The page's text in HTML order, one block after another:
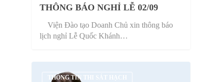
THÔNG BÁO NGHỈ LỄ 02/09
Viện Đào tạo Doanh Chủ xin thông báo
lịch nghỉ Lễ Quốc Khánh…
THÔNG TIN THI SÁT HẠCH